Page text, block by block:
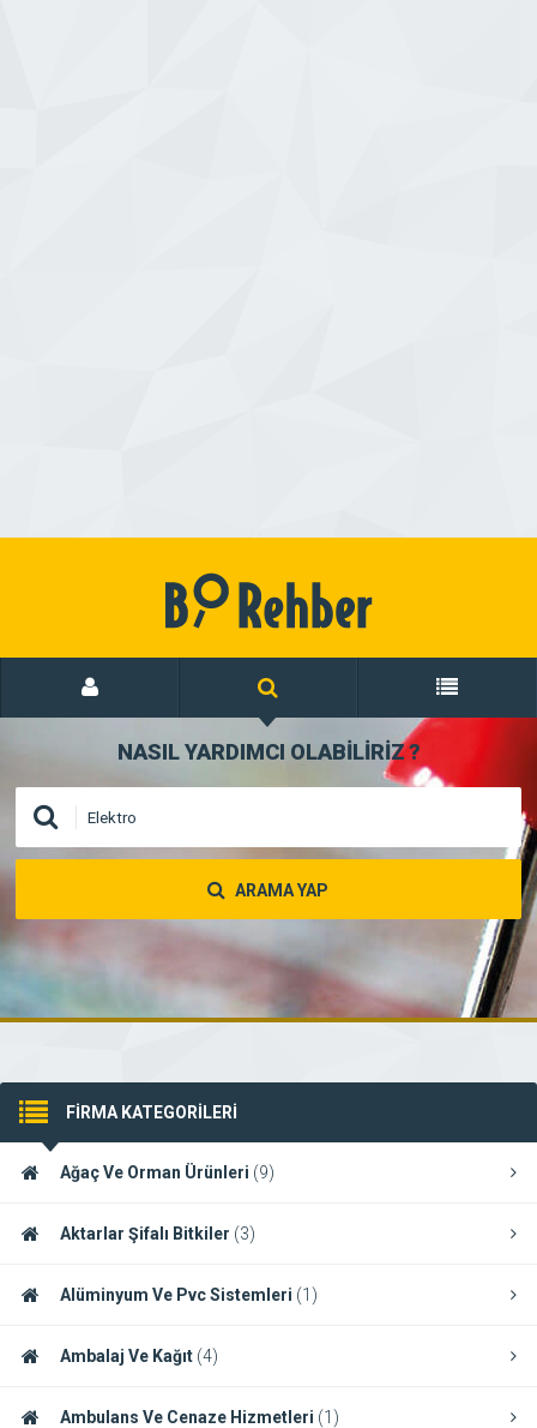
NASIL YARDIMCI OLABİLİRİZ?
ARAMA YAP
FİRMA KATEGORİLERİ
Ağaç Ve Orman Ürünleri (9)
Aktarlar Şifalı Bitkiler (3)
Alüminyum Ve Pvc Sistemleri (1)
Ambalaj Ve Kağıt (4)
Ambulans Ve Cenaze Hizmetleri (1)